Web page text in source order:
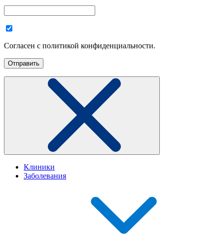
Согласен с политикой конфиденциальности.
Клиники
Заболевания